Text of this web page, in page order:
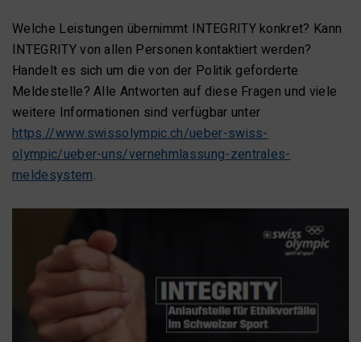
Welche Leistungen übernimmt INTEGRITY konkret? Kann
INTEGRITY von allen Personen kontaktiert werden?
Handelt es sich um die von der Politik geforderte
Meldestelle? Alle Antworten auf diese Fragen und viele
weitere Informationen sind verfügbar unter
https://www.swissolympic.ch/ueber-swiss-
olympic/ueber-uns/vernehmlassung-zentrales-
meldesystem.